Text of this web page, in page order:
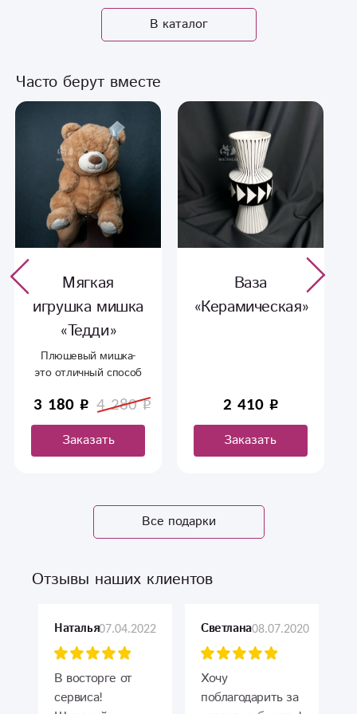
В каталог
Часто берут вместе
Мягкая
игрушка мишка
«Тедди»
Плюшевый мишка-
это отличный способ
человеку заряд
положительных
эмоций. С доставкой
в Сыктывкаре.
3 180 4 280
Заказать
Ваза
«Керамическая»
2 410
Заказать
Все подарки
Отзывы наших клиентов
Наталья07.04.2022
В восторге от
сервиса!
Светлана08.07.2020
Хочу
поблагодарить за